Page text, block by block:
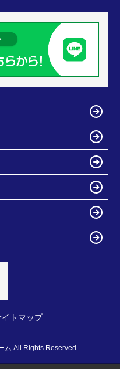
イトマップ
ム All Rights Reserved.